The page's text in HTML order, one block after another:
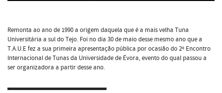
Remonta ao ano de 1990 a origem daquela que é a mais velha Tuna
Universitária a sul do Tejo. Foi no dia 30 de maio desse mesmo ano que a
T.A.U.E fez a sua primeira apresentação pública por ocasião do 2º Encontro
Internacional de Tunas da Universidade de Évora, evento do qual passou a
ser organizadora a partir desse ano.